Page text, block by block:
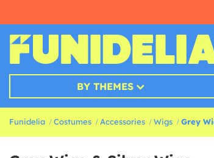
BY THEMES
Funidelia Costumes Accessories Wigs Grey